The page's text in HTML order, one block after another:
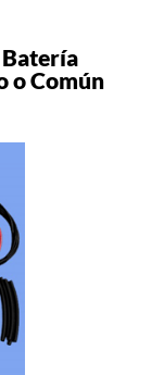
o Común